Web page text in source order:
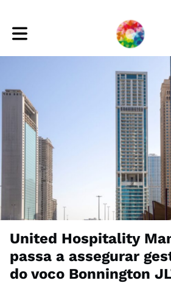
Toggle main navigation
United Hospitality
passa a assegurar
do voco Bonnington